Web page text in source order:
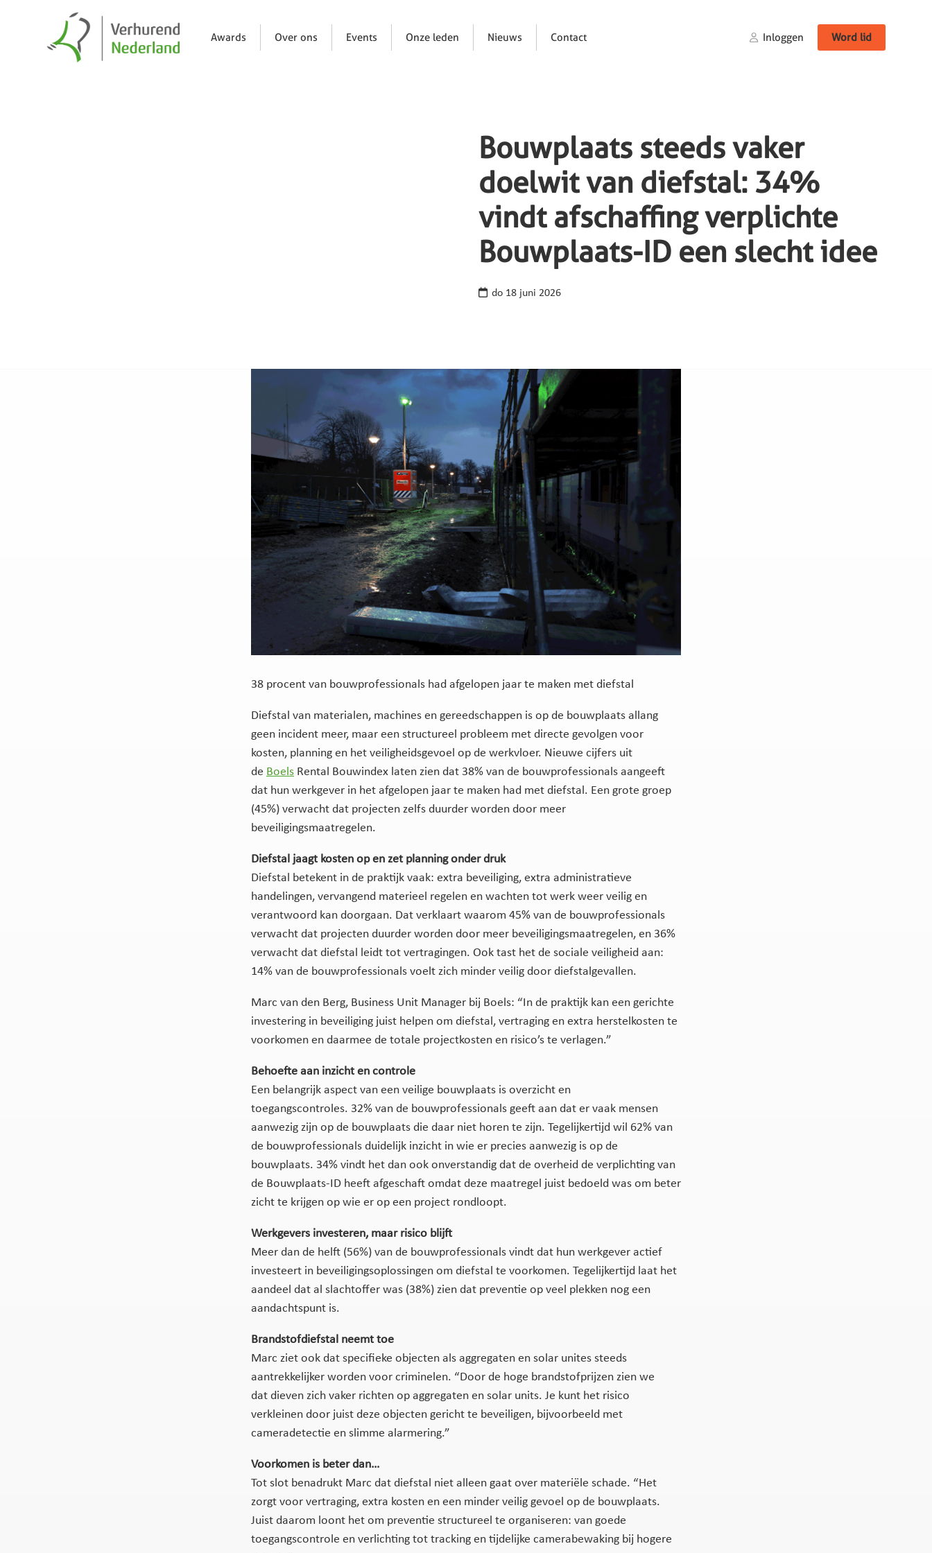
Awards Over ons Events Onze leden Nieuws Contact Inloggen Word lid
Bouwplaats steeds vaker
doelwit van diefstal: 34%
vindt afschaffing verplichte
Bouwplaats-ID een slecht idee
do 18 juni 2026
38 procent van bouwprofessionals had afgelopen jaar te maken met diefstal
Diefstal van materialen, machines en gereedschappen is op de bouwplaats allang
geen incident meer, maar een structureel probleem met directe gevolgen voor
kosten, planning en het veiligheidsgevoel op de werkvloer. Nieuwe cijfers uit
de Boels Rental Bouwindex laten zien dat 38% van de bouwprofessionals aangeeft
dat hun werkgever in het afgelopen jaar te maken had met diefstal. Een grote groep
(45%) verwacht dat projecten zelfs duurder worden door meer
beveiligingsmaatregelen.
Diefstal jaagt kosten op en zet planning onder druk
Diefstal betekent in de praktijk vaak: extra beveiliging, extra administratieve
handelingen, vervangend materieel regelen en wachten tot werk weer veilig en
verantwoord kan doorgaan. Dat verklaart waarom 45% van de bouwprofessionals
verwacht dat projecten duurder worden door meer beveiligingsmaatregelen, en 36%
verwacht dat diefstal leidt tot vertragingen. Ook tast het de sociale veiligheid aan:
14% van de bouwprofessionals voelt zich minder veilig door diefstalgevallen.
Marc van den Berg, Business Unit Manager bij Boels: “In de praktijk kan een gerichte
investering in beveiliging juist helpen om diefstal, vertraging en extra herstelkosten te
voorkomen en daarmee de totale projectkosten en risico’s te verlagen.”
Behoefte aan inzicht en controle
Een belangrijk aspect van een veilige bouwplaats is overzicht en
toegangscontroles. 32% van de bouwprofessionals geeft aan dat er vaak mensen
aanwezig zijn op de bouwplaats die daar niet horen te zijn. Tegelijkertijd wil 62% van
de bouwprofessionals duidelijk inzicht in wie er precies aanwezig is op de
bouwplaats. 34% vindt het dan ook onverstandig dat de overheid de verplichting van
de Bouwplaats-ID heeft afgeschaft omdat deze maatregel juist bedoeld was om beter
zicht te krijgen op wie er op een project rondloopt.
Werkgevers investeren, maar risico blijft
Meer dan de helft (56%) van de bouwprofessionals vindt dat hun werkgever actief
investeert in beveiligingsoplossingen om diefstal te voorkomen. Tegelijkertijd laat het
aandeel dat al slachtoffer was (38%) zien dat preventie op veel plekken nog een
aandachtspunt is.
Brandstofdiefstal neemt toe
Marc ziet ook dat specifieke objecten als aggregaten en solar unites steeds
aantrekkelijker worden voor criminelen. “Door de hoge brandstofprijzen zien we
dat dieven zich vaker richten op aggregaten en solar units. Je kunt het risico
verkleinen door juist deze objecten gericht te beveiligen, bijvoorbeeld met
cameradetectie en slimme alarmering.”
Voorkomen is beter dan…
Tot slot benadrukt Marc dat diefstal niet alleen gaat over materiële schade. “Het
zorgt voor vertraging, extra kosten en een minder veilig gevoel op de bouwplaats.
Juist daarom loont het om preventie structureel te organiseren: van goede
toegangscontrole en verlichting tot tracking en tijdelijke camerabewaking bij hogere